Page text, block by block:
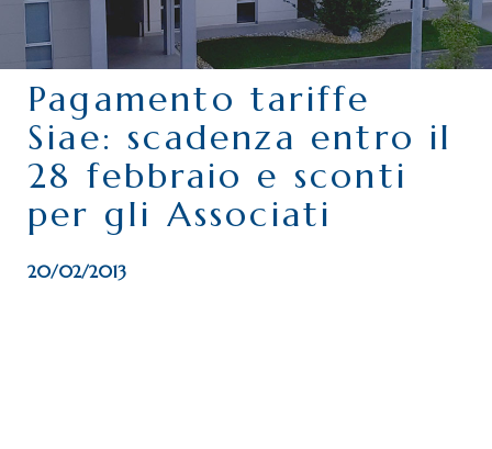
ATTIVITÀ STORICHE
PERIODICO
PERCHÉ ASSOCIARSI?
DOVE SIAMO
CONTATTI
Pagamento tariffe
Siae: scadenza entro il
28 febbraio e sconti
per gli Associati
20/02/2013